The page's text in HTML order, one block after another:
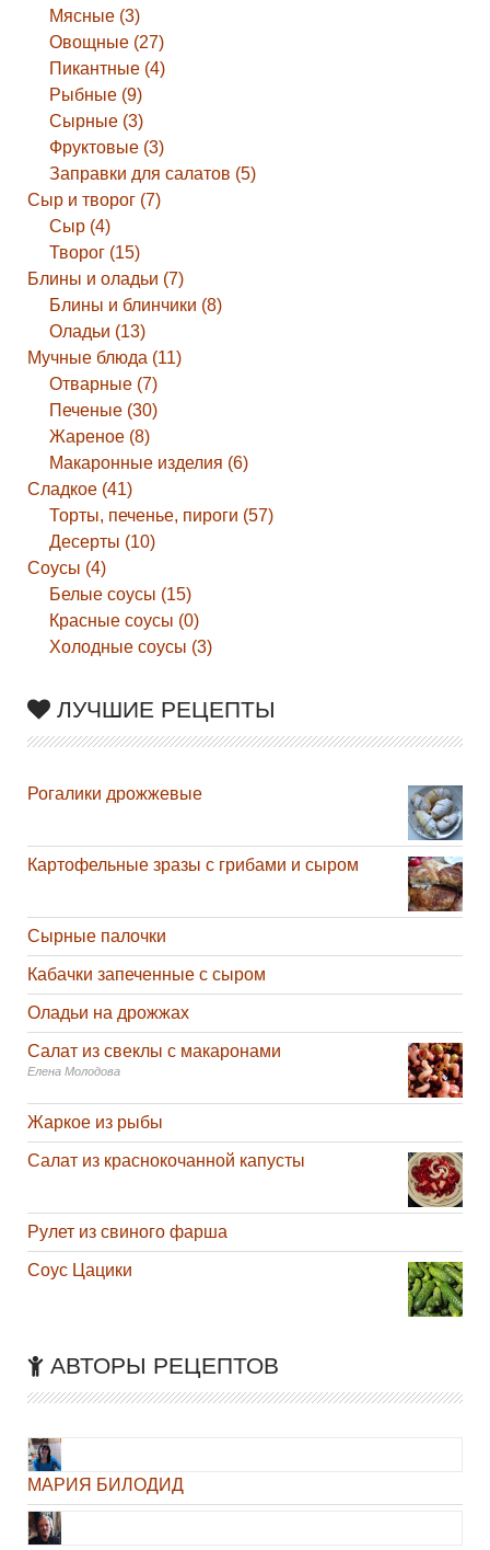
Мясные (3)
Овощные (27)
Пикантные (4)
Рыбные (9)
Сырные (3)
Фруктовые (3)
Заправки для салатов (5)
Сыр и творог (7)
Сыр (4)
Творог (15)
Блины и оладьи (7)
Блины и блинчики (8)
Оладьи (13)
Мучные блюда (11)
Отварные (7)
Печеные (30)
Жареное (8)
Макаронные изделия (6)
Сладкое (41)
Торты, печенье, пироги (57)
Десерты (10)
Соусы (4)
Белые соусы (15)
Красные соусы (0)
Холодные соусы (3)
ЛУЧШИЕ РЕЦЕПТЫ
Рогалики дрожжевые
Картофельные зразы с грибами и сыром
Сырные палочки
Кабачки запеченные с сыром
Оладьи на дрожжах
Салат из свеклы с макаронами
Елена Молодова
Жаркое из рыбы
Салат из краснокочанной капусты
Рулет из свиного фарша
Соус Цацики
АВТОРЫ РЕЦЕПТОВ
МАРИЯ БИЛОДИД